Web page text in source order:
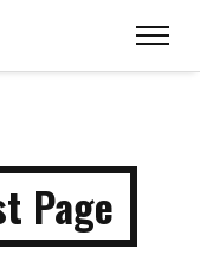
Page